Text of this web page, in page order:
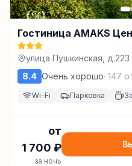
Гостиница AMAKS
улица Пушкинская,
8.4 Очень хорошо· 147
Wi-Fi Парковка
от
1 700 ₽
за ночь